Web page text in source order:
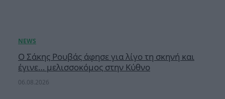
Ο Σάκης Ρουβάς άφησε για λίγο τη σκηνή και
έγινε… μελισσοκόμος στην Κύθνο
06.08.2026